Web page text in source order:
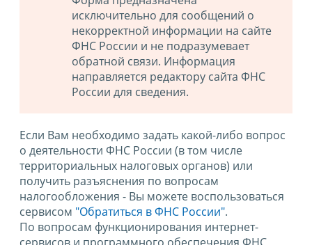
исключительно для сообщений о
некорректной информации на сайте
ФНС России и не подразумевает
обратной связи. Информация
направляется редактору сайта ФНС
России для сведения.
Если Вам необходимо задать какой-либо вопрос
о деятельности ФНС России (в том числе
территориальных налоговых органов) или
получить разъяснения по вопросам
налогообложения - Вы можете воспользоваться
сервисом "Обратиться в ФНС России".
По вопросам функционирования интернет-